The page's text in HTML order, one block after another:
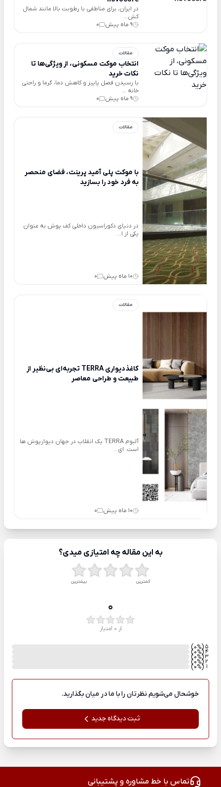
در ایران، برای مناطقی با رطوبت بالا مانند شمال
کش...
9 ماه پیش
0
مقالات
انتخاب موکت مسکونی، از ویژگی‌ها تا
نکات خرید
با رسیدن فصل پاییز و کاهش دما، گرما و راحتی
خانه ...
9 ماه پیش
0
مقالات
با موکت پلی آمید‌‌‌‌ پرینت، فضای منحصر
به فرد خود را بسازید
در دنیای دکوراسیون داخلی کف پوش به عنوان
یکی از ا...
10 ماه پیش 0
مقالات
کاغذدیواری TERRA تجربه‌ای بی‌نظیر از
طبیعت و طراحی معاصر
آلبوم TERRA یک انقلاب در جهان دیوارپوش ها
است. ای...
10 ماه پیش 0
به این مقاله چه امتیازی میدی؟
کمترین بیشترین
0
از 0 امتیاز
5
(0
%
) 4
(0
%
) 3
(0
%
) 2
(0
%
) 1
(0
%
)
خوشحال می‌شویم نظرتان را با ما در میان بگذارید.
ثبت دیدگاه جدید
تماس با خط مشاوره و پشتیبانی